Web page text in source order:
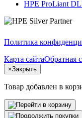
HPE ProLiant
Политика
Карта сайтаОбратная
×Закрыть
Товар добавлен в